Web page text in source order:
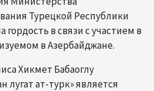
Турецкой Республики
в связи с участием в
в Азербайджане.
Хикмет Бабаоглу
лугат ат-турк» является